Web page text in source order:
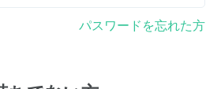
パスワードを忘れた方